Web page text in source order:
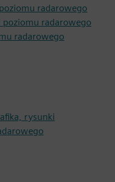
radarowego
poziomu radarowego
radarowego
rysunki